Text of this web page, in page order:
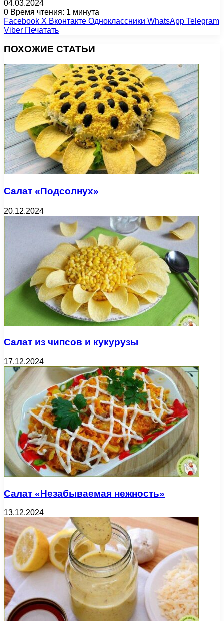
04.03.2024
0 Время чтения: 1 минута
Facebook X Вконтакте Одноклассники WhatsApp Telegram
Viber Печатать
ПОХОЖИЕ СТАТЬИ
Салат «Подсолнух»
20.12.2024
Салат из чипсов и кукурузы
17.12.2024
Салат «Незабываемая нежность»
13.12.2024